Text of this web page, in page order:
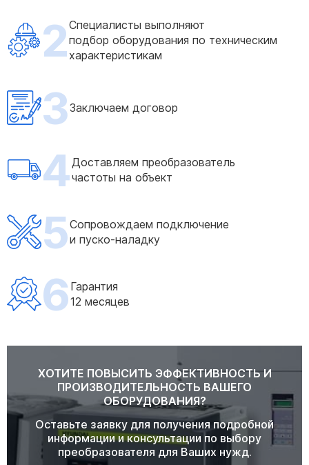
2Специалисты выполняют
подбор оборудования по техническим
характеристикам
3Заключаем договор
4Доставляем преобразователь
частоты на объект
5Сопровождаем подключение
и пуско-наладку
6 Гарантия
12 месяцев
ХОТИТЕ ПОВЫСИТЬ ЭФФЕКТИВНОСТЬ И
ПРОИЗВОДИТЕЛЬНОСТЬ ВАШЕГО
ОБОРУДОВАНИЯ?
Оставьте заявку для получения подробной
информации и консультации по выбору
преобразователя для Ваших нужд.